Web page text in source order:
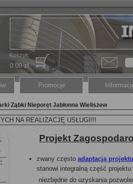
Promocje
0.00 zł
Koszyk:
Ząbki Nieporęt Jabłonna Wieliszew
NA REALIZACJĘ USŁUGI!!!
Projekt
zwany często adaptacją projektu
stanowi integralną część
niezbędne do uzyskania